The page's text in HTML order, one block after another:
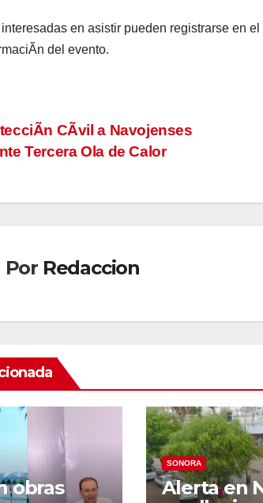
en asistir pueden registrarse en
del evento.
CÃvil a Navojenses
Tercera Ola de Calor
Por Redaccion
obras
SONORA
Alerta en